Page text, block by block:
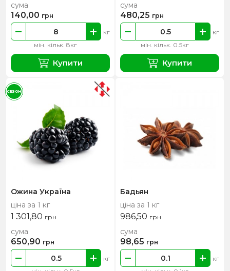
мін. кільк. 8кг
кг
сума
140,00 грн
Купити
мін. кільк. 0.5кг
кг
сума
480,25 грн
Купити
Ожина Україна
ціна за 1 кг
1 301,80 грн
кг
сума
650,90 грн
СЕЗОН
Бадьян
ціна за 1 кг
986,50 грн
кг
сума
98,65 грн